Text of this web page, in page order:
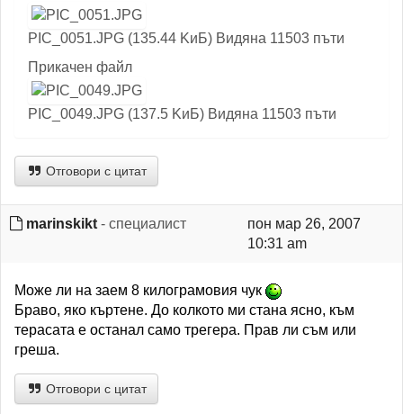
PIC_0051.JPG (135.44 KиБ) Видяна 11503 пъти
Прикачен файл
PIC_0049.JPG (137.5 KиБ) Видяна 11503 пъти
Отговори с цитат
marinskikt - специалист
пон мар 26, 2007
10:31 am
Може ли на заем 8 килограмовия чук
Браво, яко къртене. До колкото ми стана ясно, към
терасата е останал само трегера. Прав ли съм или
греша.
Отговори с цитат